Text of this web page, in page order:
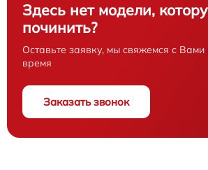
Здесь нет модели,
починить?
Оставьте заявку, мы свяжемся с
время
Заказать звонок